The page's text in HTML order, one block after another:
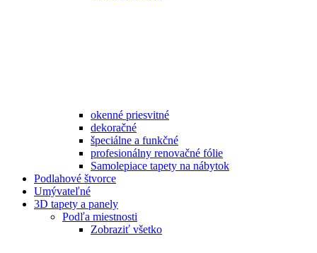
okenné priesvitné
dekoračné
špeciálne a funkčné
profesionálny renovačné fólie
Samolepiace tapety na nábytok
Podlahové štvorce
Umývateľné
3D tapety a panely
Podľa miestnosti
Zobraziť všetko